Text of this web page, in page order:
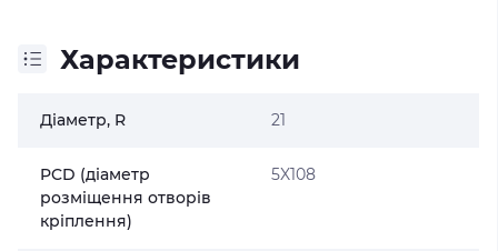
Характеристики
Діаметр, R 21
PCD (діаметр
розміщення отворів
кріплення)
5X108